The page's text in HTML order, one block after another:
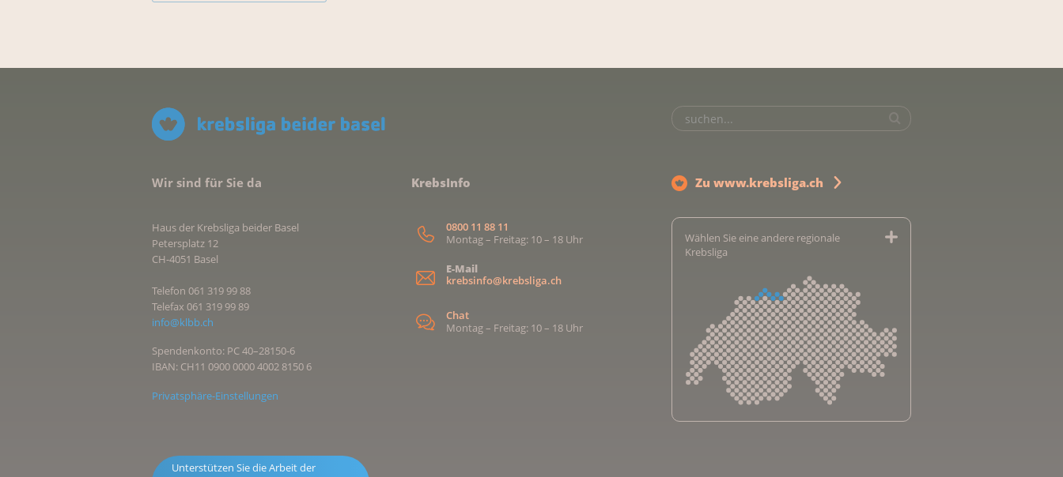
Wir sind für Sie da
Haus der Krebsliga beider Basel
Petersplatz 12
CH-4051 Basel
Telefon 061 319 99 88
Telefax 061 319 99 89
info@klbb.ch
Spendenkonto: PC 40–28150-6
IBAN: CH11 0900 0000 4002 8150 6
Privatsphäre-Einstellungen
Unterstützen Sie die Arbeit der
KrebsInfo
0800 11 88 11
Montag – Freitag: 10 – 18 Uhr
E-Mail
krebsinfo@krebsliga.ch
Chat
Montag – Freitag: 10 – 18 Uhr
Zu www.krebsliga.ch
Wählen Sie eine andere regionale
Krebsliga